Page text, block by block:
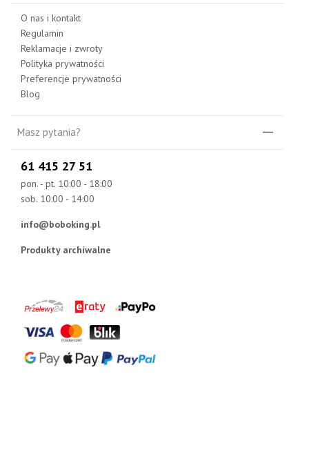
O nas i kontakt
Regulamin
Reklamacje i zwroty
Polityka prywatności
Preferencje prywatności
Blog
Masz pytania?
61 415 27 51
pon. - pt. 10:00 - 18:00
sob. 10:00 - 14:00
info@boboking.pl
Produkty archiwalne